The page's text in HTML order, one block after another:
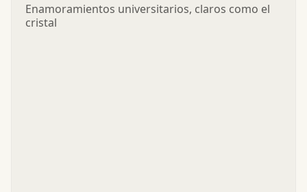
Enamoramientos universitarios, claros como el
cristal